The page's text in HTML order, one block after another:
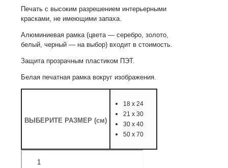
Печать с высоким разрешением интерьерными
красками, не имеющими запаха.
Алюминиевая рамка (цвета — серебро, золото,
белый, черный — на выбор) входит в стоимость.
Защита прозрачным пластиком ПЭТ.
Белая печатная рамка вокруг изображения.
ВЫБЕРИТЕ РАЗМЕР (см)
18 х 24
21 х 30
30 х 40
50 х 70
товара